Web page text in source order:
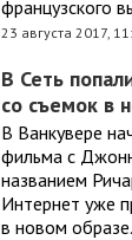
французского
23 августа 2017,
В Сеть
со съемок в
В Ванкувере
фильма с
названием
Интернет уже
в новом образе.